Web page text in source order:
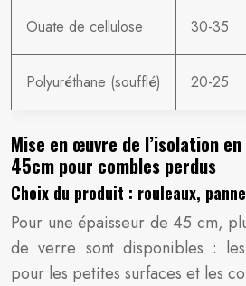
Ouate de cellulose 30-35
Polyuréthane (soufflé) 20-25
Mise en œuvre de l’isolation
45cm pour combles perdus
Choix du produit : rouleaux,
Pour une épaisseur de 45 cm,
de verre sont disponibles :
pour les petites surfaces et les